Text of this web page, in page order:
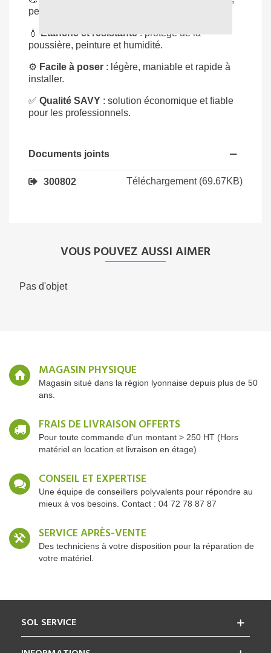
peinture ou rénovation.
💧 Étanche et résistante : protège de la
poussière, peinture et humidité.
⚙️ Facile à poser : légère, maniable et rapide à
installer.
✅ Qualité SAVY : solution économique et fiable
pour les professionnels.
Documents joints
300802 Téléchargement (69.67KB)
VOUS POUVEZ AUSSI AIMER
Pas d'objet
MAGASIN PHYSIQUE
Magasin situé dans la région lyonnaise depuis plus de 50
ans.
FRAIS DE LIVRAISON OFFERTS
Pour toute commande d'un montant > 250 HT (Hors
matériel en location et livraison en étage)
CONSEIL ET EXPERTISE
Une équipe de conseillers polyvalents pour répondre au
mieux à vos besoins. Contact : 04 72 78 87 87
SERVICE APRÈS-VENTE
Des techniciens à votre disposition pour la réparation de
votre matériel.
SOL SERVICE